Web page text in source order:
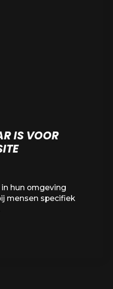
IS VOOR
hun omgeving
mensen specifiek